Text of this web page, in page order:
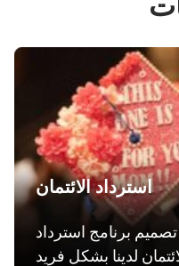
استرداد الائتمان
برنامج استرداد
لدينا بشكل فريد